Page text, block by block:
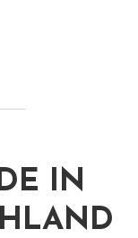
IN